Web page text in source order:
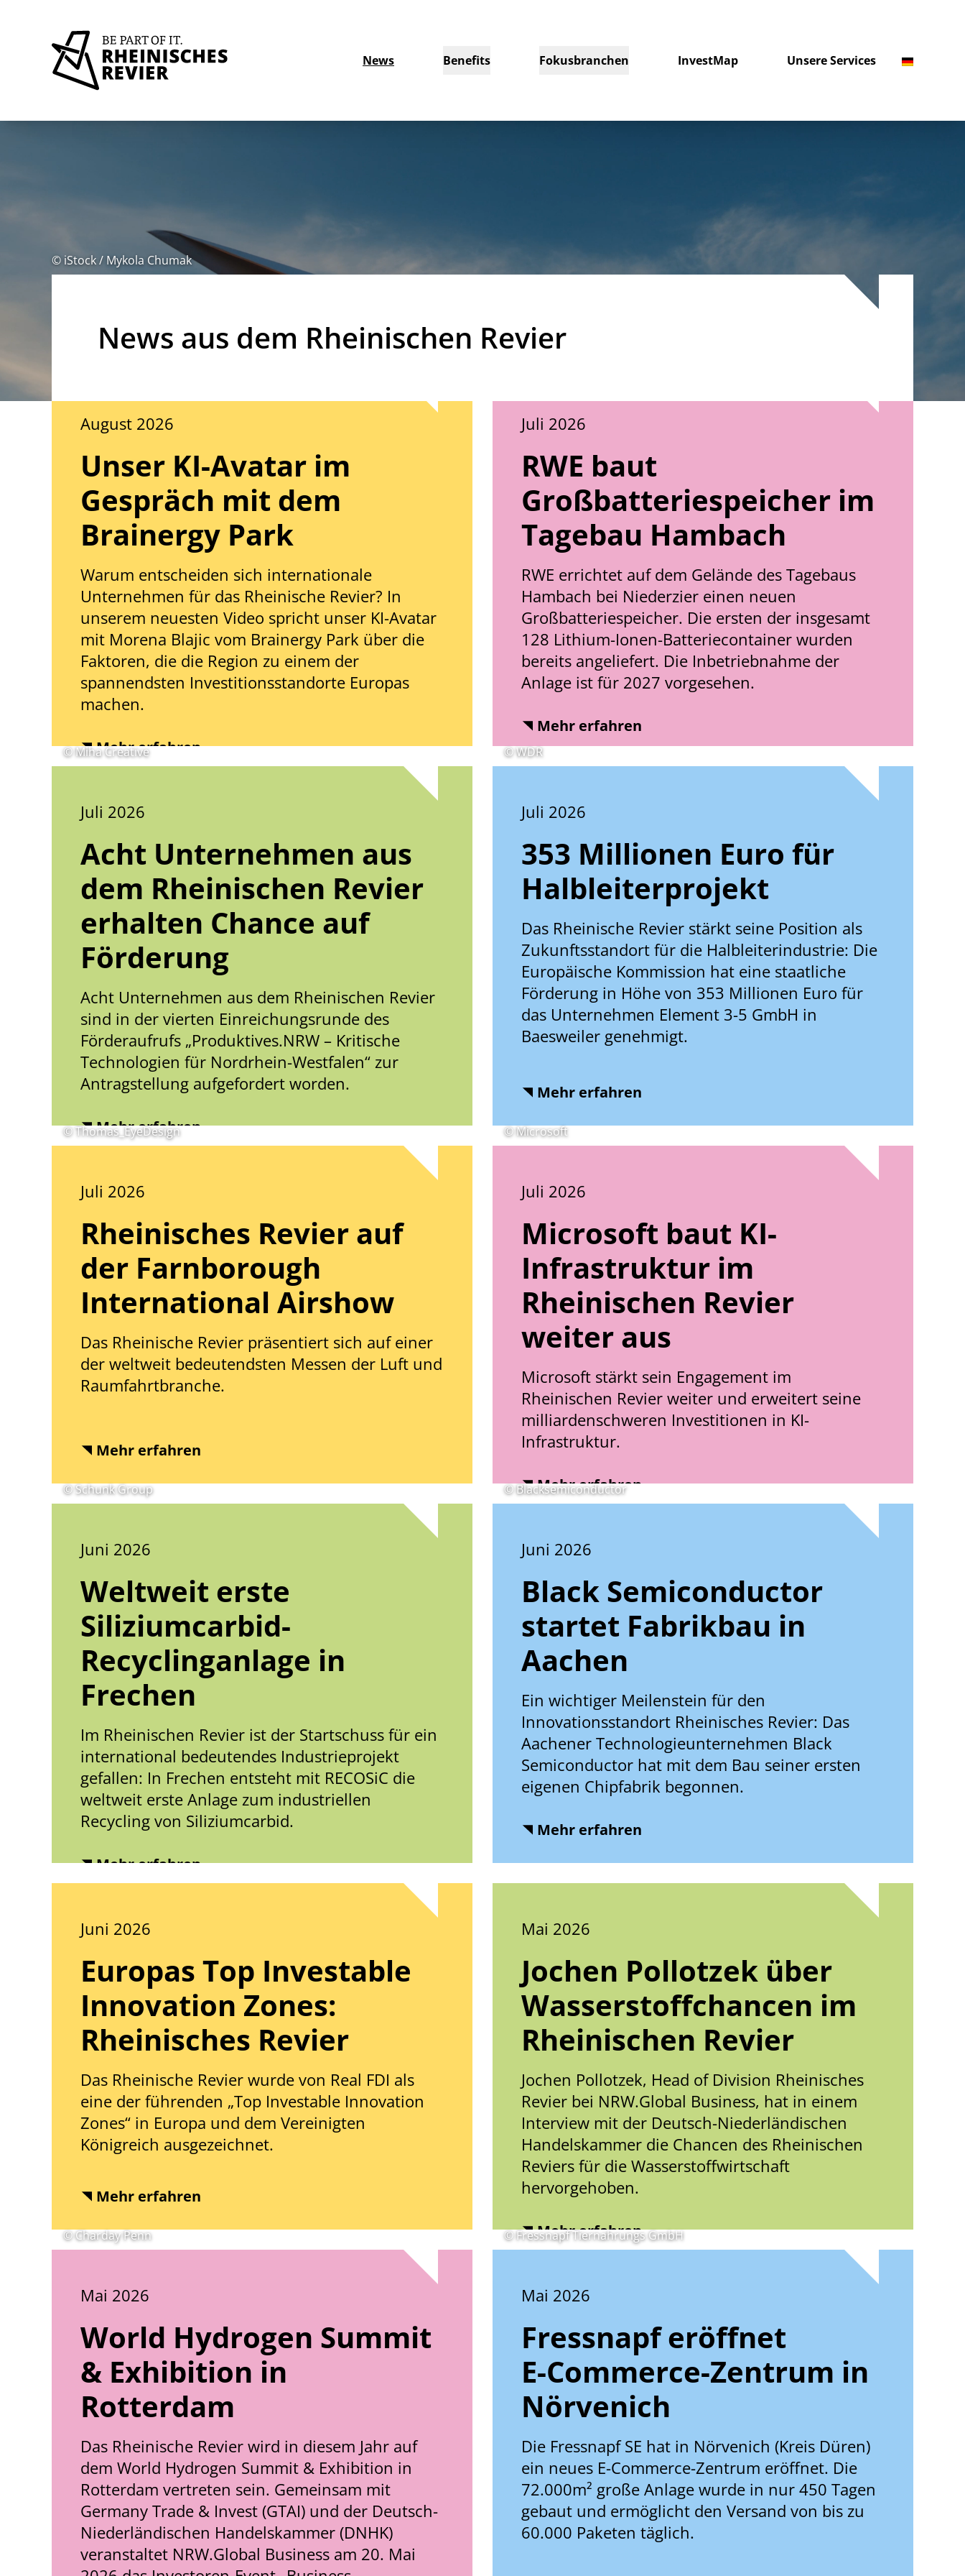
News Benefits Fokusbranchen InvestMap Unsere Services
© iStock / Mykola Chumak
News aus dem Rheinischen Revier
August 2026
Unser KI-Avatar im
Gespräch mit dem
Brainergy Park
Warum entscheiden sich internationale
Unternehmen für das Rheinische Revier? In
unserem neuesten Video spricht unser KI-Avatar
mit Morena Blajic vom Brainergy Park über die
Faktoren, die die Region zu einem der
spannendsten Investitionsstandorte Europas
machen.
Mehr erfahren
Juli 2026
RWE baut
Großbatteriespeicher im
Tagebau Hambach
RWE errichtet auf dem Gelände des Tagebaus
Hambach bei Niederzier einen neuen
Großbatteriespeicher. Die ersten der insgesamt
128 Lithium-Ionen-Batteriecontainer wurden
bereits angeliefert. Die Inbetriebnahme der
Anlage ist für 2027 vorgesehen.
Mehr erfahren
© Miha Creative
Juli 2026
Acht Unternehmen aus
dem Rheinischen Revier
erhalten Chance auf
Förderung
Acht Unternehmen aus dem Rheinischen Revier
sind in der vierten Einreichungsrunde des
Förderaufrufs „Produktives.NRW – Kritische
Technologien für Nordrhein-Westfalen“ zur
Antragstellung aufgefordert worden.
Mehr erfahren
© WDR
Juli 2026
353 Millionen Euro für
Halbleiterprojekt
Das Rheinische Revier stärkt seine Position als
Zukunftsstandort für die Halbleiterindustrie: Die
Europäische Kommission hat eine staatliche
Förderung in Höhe von 353 Millionen Euro für
das Unternehmen Element 3-5 GmbH in
Baesweiler genehmigt.
Mehr erfahren
© Thomas_EyeDesign
Juli 2026
Rheinisches Revier auf
der Farnborough
International Airshow
Das Rheinische Revier präsentiert sich auf einer
der weltweit bedeutendsten Messen der Luft und
Raumfahrtbranche.
Mehr erfahren
© Microsoft
Juli 2026
Microsoft baut KI-
Infrastruktur im
Rheinischen Revier
weiter aus
Microsoft stärkt sein Engagement im
Rheinischen Revier weiter und erweitert seine
milliardenschweren Investitionen in KI-
Infrastruktur.
Mehr erfahren
© Schunk Group
Juni 2026
Weltweit erste
Siliziumcarbid-
Recyclinganlage in
Frechen
Im Rheinischen Revier ist der Startschuss für ein
international bedeutendes Industrieprojekt
gefallen: In Frechen entsteht mit RECOSiC die
weltweit erste Anlage zum industriellen
Recycling von Siliziumcarbid.
Mehr erfahren
© Blacksemiconductor
Juni 2026
Black Semiconductor
startet Fabrikbau in
Aachen
Ein wichtiger Meilenstein für den
Innovationsstandort Rheinisches Revier: Das
Aachener Technologieunternehmen Black
Semiconductor hat mit dem Bau seiner ersten
eigenen Chipfabrik begonnen.
Mehr erfahren
Juni 2026
Europas Top Investable
Innovation Zones:
Rheinisches Revier
Das Rheinische Revier wurde von Real FDI als
eine der führenden „Top Investable Innovation
Zones“ in Europa und dem Vereinigten
Königreich ausgezeichnet.
Mehr erfahren
Mai 2026
Jochen Pollotzek über
Wasserstoffchancen im
Rheinischen Revier
Jochen Pollotzek, Head of Division Rheinisches
Revier bei NRW.Global Business, hat in einem
Interview mit der Deutsch-Niederländischen
Handelskammer die Chancen des Rheinischen
Reviers für die Wasserstoffwirtschaft
hervorgehoben.
Mehr erfahren
© Charday Penn
Mai 2026
World Hydrogen Summit
& Exhibition in
Rotterdam
Das Rheinische Revier wird in diesem Jahr auf
dem World Hydrogen Summit & Exhibition in
Rotterdam vertreten sein. Gemeinsam mit
Germany Trade & Invest (GTAI) und der Deutsch-
Niederländischen Handelskammer (DNHK)
veranstaltet NRW.Global Business am 20. Mai
© Fressnapf Tiernahrungs GmbH
Mai 2026
Fressnapf eröffnet
E‑Commerce-Zentrum in
Nörvenich
Die Fressnapf SE hat in Nörvenich (Kreis Düren)
ein neues E-Commerce-Zentrum eröffnet. Die
72.000m² große Anlage wurde in nur 450 Tagen
gebaut und ermöglicht den Versand von bis zu
60.000 Paketen täglich.